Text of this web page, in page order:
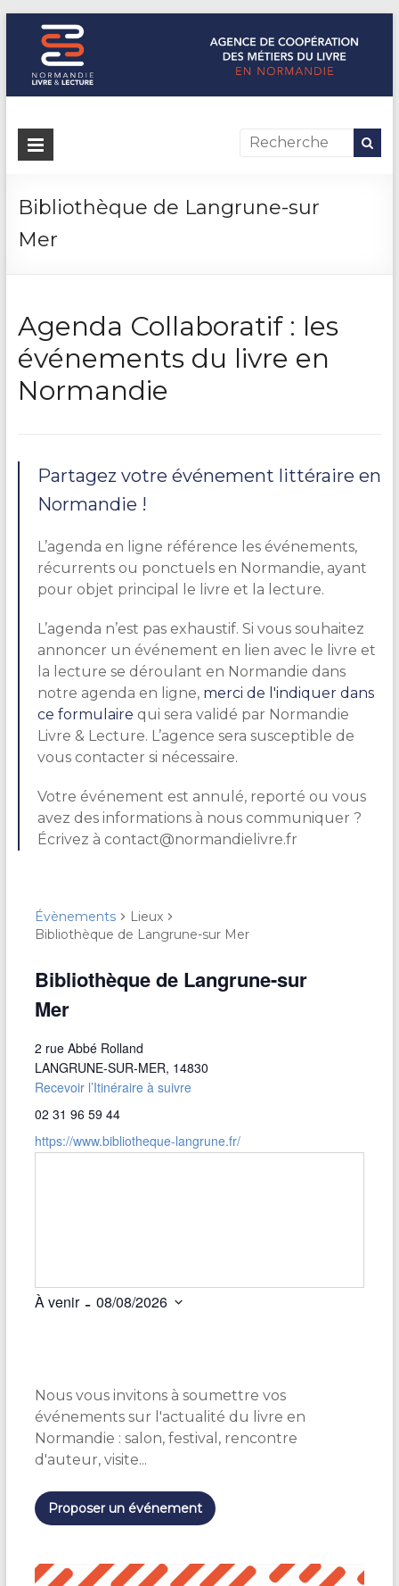
Normandie Livre & Lecture
L'agence de coopération des métiers du livre en Normandie
Bibliothèque de Langrune-sur
Mer
Agenda Collaboratif : les
événements du livre en
Normandie
Partagez votre événement littéraire en
Normandie !
L’agenda en ligne référence les événements,
récurrents ou ponctuels en Normandie, ayant
pour objet principal le livre et la lecture.
L’agenda n’est pas exhaustif. Si vous souhaitez
annoncer un événement en lien avec le livre et
la lecture se déroulant en Normandie dans
notre agenda en ligne, merci de l'indiquer dans
ce formulaire qui sera validé par Normandie
Livre & Lecture. L’agence sera susceptible de
vous contacter si nécessaire.
Votre événement est annulé, reporté ou vous
avez des informations à nous communiquer ?
Écrivez à contact@normandielivre.fr
Évènements
Lieux
Bibliothèque de Langrune-sur Mer
Bibliothèque de Langrune-sur
Mer
2 rue Abbé Rolland
LANGRUNE-SUR-MER, 14830
Recevoir l’Itinéraire à suivre
02 31 96 59 44
https://www.bibliotheque-langrune.fr/
À venir - 08/08/2026
c
t
i
o
n
e
z
e
Nous vous invitons à soumettre vos
événements sur l'actualité du livre en
Normandie : salon, festival, rencontre
d'auteur, visite...
Proposer un événement